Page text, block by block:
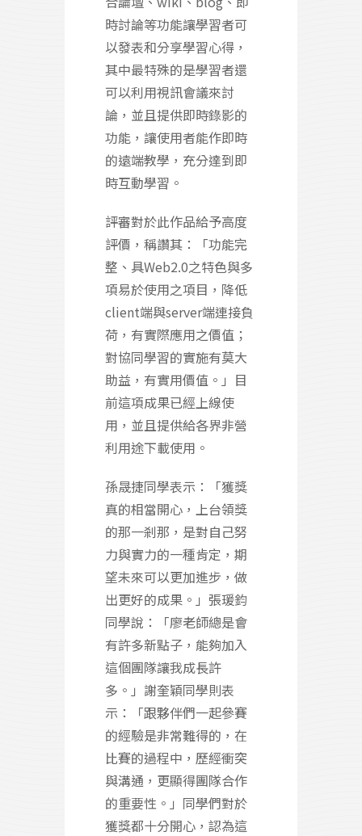
時討論等功能讓學習者可
以發表和分享學習心得，
其中最特殊的是學習者還
可以利用視訊會議來討
論，並且提供即時錄影的
功能，讓使用者能作即時
的遠端教學，充分達到即
時互動學習。
評審對於此作品給予高度
評價，稱讚其：「功能完
整、具Web2.0之特色與多
項易於使用之項目，降低
client端與server端連接負
荷，有實際應用之價值；
對協同學習的實施有莫大
助益，有實用價值。」目
前這項成果已經上線使
用，並且提供給各界非營
利用途下載使用。
孫晟捷同學表示：「獲獎
真的相當開心，上台領獎
的那一剎那，是對自己努
力與實力的一種肯定，期
望未來可以更加進步，做
出更好的成果。」張瑗鈞
同學說：「廖老師總是會
有許多新點子，能夠加入
這個團隊讓我成長許
多。」謝奎穎同學則表
示：「跟夥伴們一起參賽
的經驗是非常難得的，在
比賽的過程中，歷經衝突
與溝通，更顯得團隊合作
的重要性。」同學們對於
獲獎都十分開心，認為這